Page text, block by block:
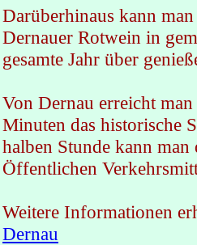
Darüberhinaus kann
Dernauer Rotwein in
gesamte Jahr über
Von Dernau erreicht
Minuten das historische
halben Stunde kann
Öffentlichen
Weitere Informationen
Dernau